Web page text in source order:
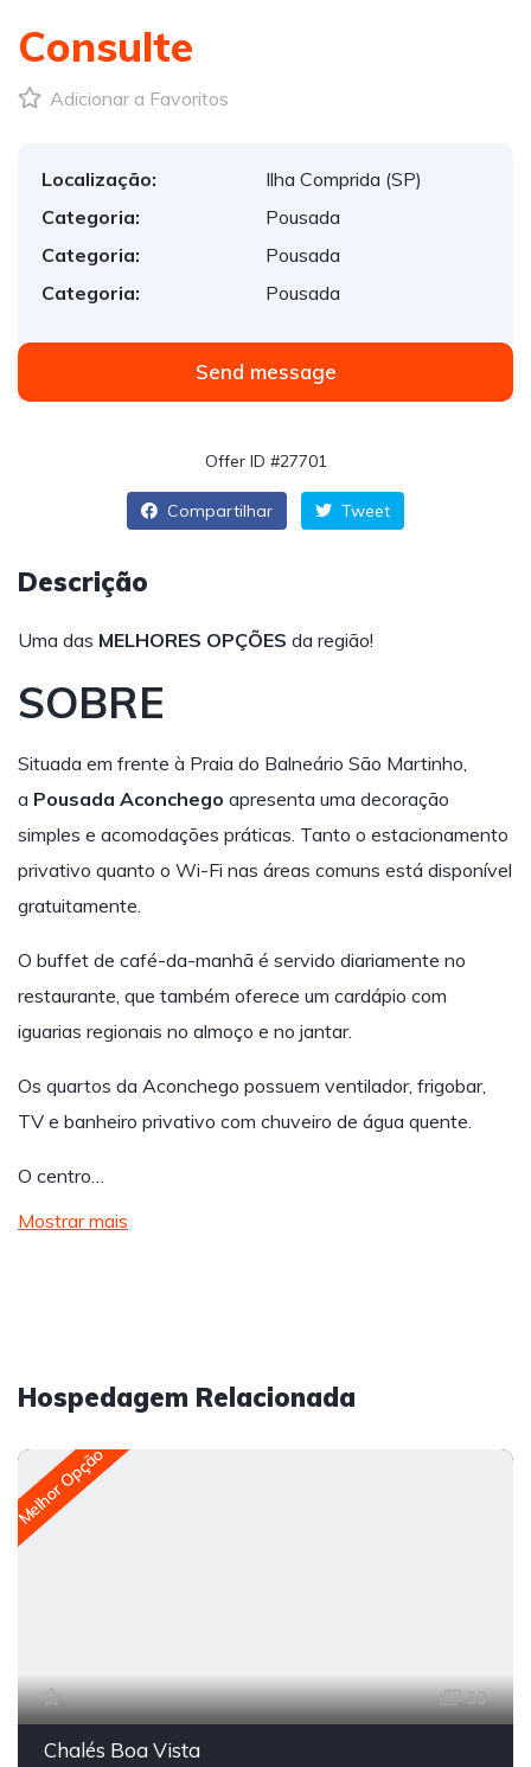
Consulte
Adicionar a Favoritos
Localização:
Ilha Comprida (SP)
Categoria:
Pousada
Categoria:
Pousada
Categoria:
Pousada
Send message
Offer ID #27701
Compartilhar Tweet
Descrição
Uma das MELHORES OPÇÕES da região!
SOBRE
Situada em frente à Praia do Balneário São Martinho,
a Pousada Aconchego apresenta uma decoração
simples e acomodações práticas. Tanto o estacionamento
privativo quanto o Wi-Fi nas áreas comuns está disponível
gratuitamente.
O buffet de café-da-manhã é servido diariamente no
restaurante, que também oferece um cardápio com
iguarias regionais no almoço e no jantar.
Os quartos da Aconchego possuem ventilador, frigobar,
TV e banheiro privativo com chuveiro de água quente.
O centro…
Mostrar mais
Hospedagem Relacionada
Melhor Opção
33
Chalés Boa Vista